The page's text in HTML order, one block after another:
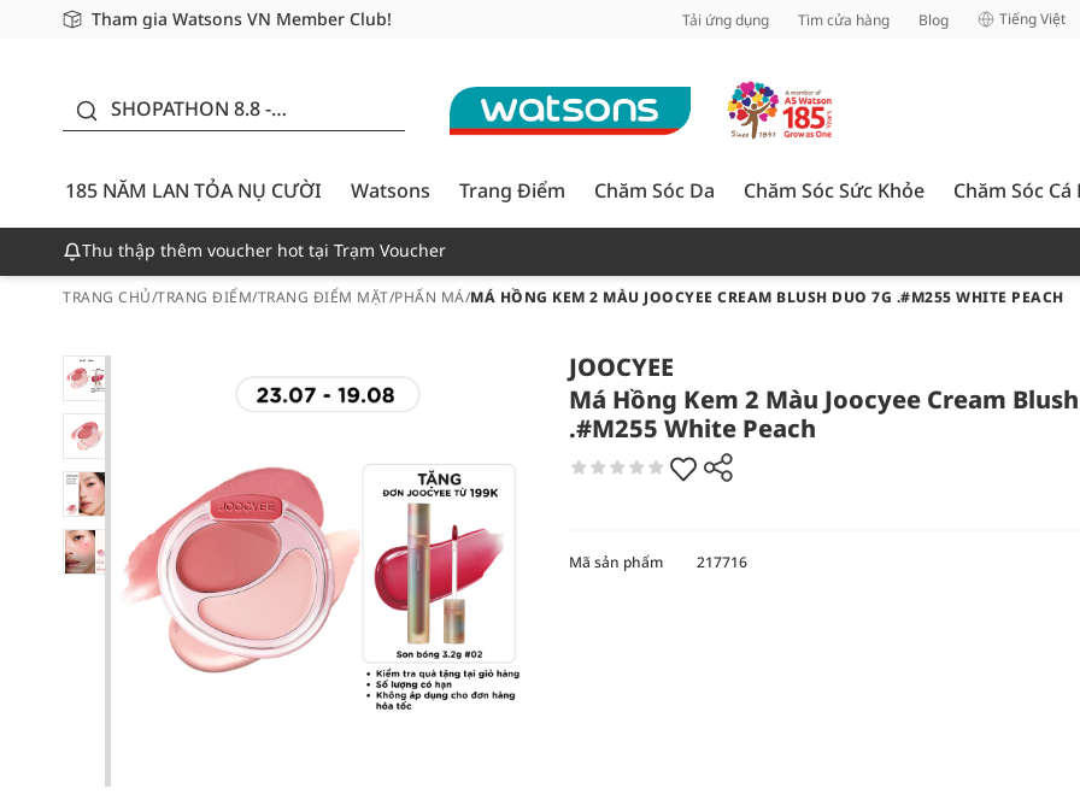
Tham gia Watsons VN Member Club!
Miễn phí giao hàng cho đơn hàng từ 249,000Đ
Giao hàng nhanh 24h - Áp dụng khu vực TP. Hồ Chí Minh Tải ứng dụng Tìm cửa hàng Blog Tiếng Việt
SHOPATHON 8.8 -
CƯỜI - GIẢM ĐẾN
50%
185 NĂM LAN TỎA NỤ CƯỜI
Watsons Trang Điểm Chăm Sóc Da Chăm Sóc Sức Khỏe Chăm Sóc Cá
Thu thập thêm voucher hot tại Trạm Voucher
TRANG CHỦ/TRANG ĐIỂM/TRANG ĐIỂM MẶT/PHẤN MÁ/MÁ HỒNG KEM 2 MÀU JOOCYEE CREAM BLUSH DUO 7G .#M255 WHITE PEACH
JOOCYEE
Má Hồng Kem 2 Màu Joocyee Cream
.#M255 White Peach
Mã sản phẩm 217716